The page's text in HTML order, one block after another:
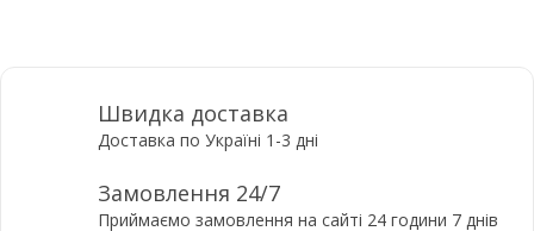
Швидка доставка
Доставка по Україні 1-3 дні
Замовлення 24/7
Приймаємо замовлення на сайті 24 години 7 днів